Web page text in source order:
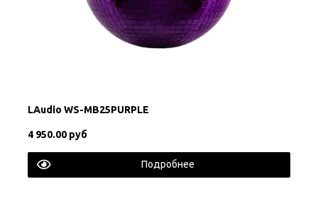
LAudio WS-MB25PURPLE
4 950.00 руб
Подробнее